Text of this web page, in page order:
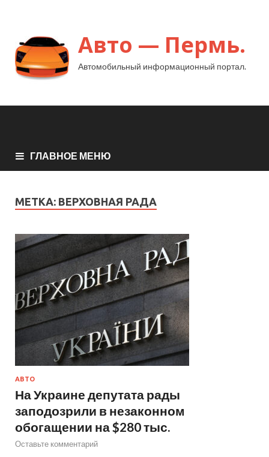
Авто — Пермь.
Автомобильный информационный портал.
ГЛАВНОЕ МЕНЮ
МЕТКА: ВЕРХОВНАЯ РАДА
АВТО
На Украине депутата рады
заподозрили в незаконном
обогащении на $280 тыс.
Оставьте комментарий